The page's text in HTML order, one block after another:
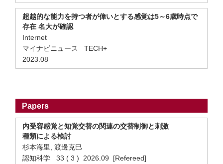
超越的な能力を持つ者が偉いとする感覚は5～6歳時点で
存在 名大が確認
Internet
マイナビニュース TECH+
2023.08
Papers
内受容感覚と知覚交替の関連の交替制御と刺激
種類による検討
杉本海里, 渡邊克巳
認知科学 33 ( 3 ) 2026.09 [Refereed]